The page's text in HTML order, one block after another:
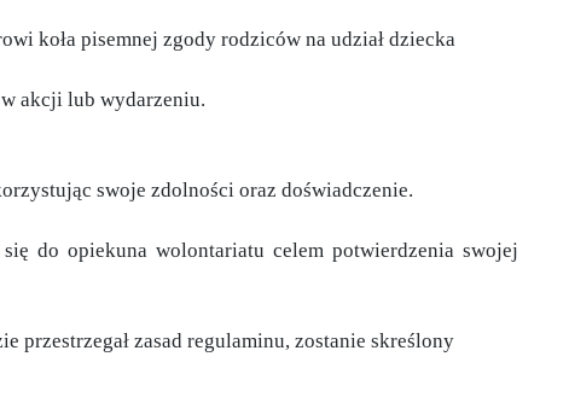
koła pisemnej zgody rodziców na udział dziecka
akcji lub wydarzeniu.
swoje zdolności oraz doświadczenie.
do opiekuna wolontariatu celem potwierdzenia swojej
przestrzegał zasad regulaminu, zostanie skreślony